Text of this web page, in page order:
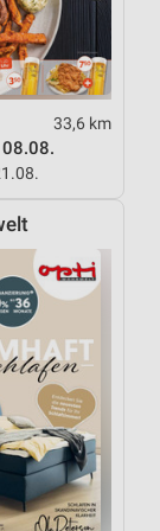
33,6 km